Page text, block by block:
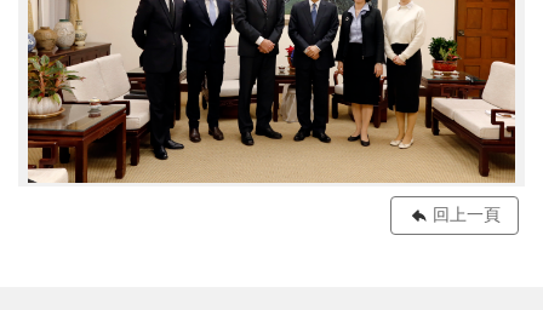
回上一頁